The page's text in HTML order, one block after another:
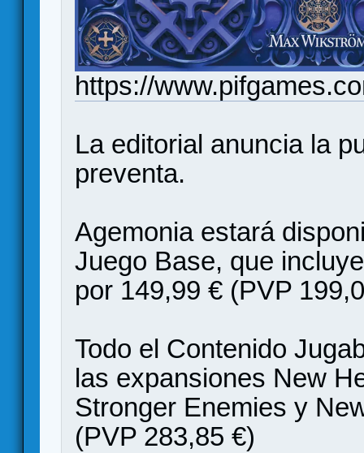
https://
La editorial anuncia la
preventa.
Agemonia estará
Juego Base, que
por 149,99 € (PVP
Todo el Contenido
las expansiones New
Stronger Enemies y
(PVP 283,85 €)